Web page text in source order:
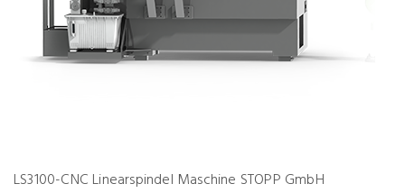
LS3100-CNC Linearspindel Maschine STOPP GmbH